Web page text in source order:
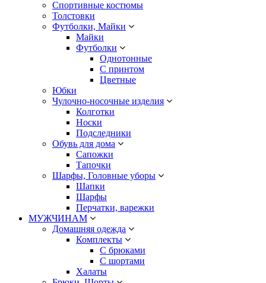
Спортивные костюмы
Толстовки
Футболки, Майки
Майки
Футболки
Однотонные
С принтом
Цветные
Юбки
Чулочно-носочные изделия
Колготки
Носки
Подследники
Обувь для дома
Сапожки
Тапочки
Шарфы, Головные уборы
Шапки
Шарфы
Перчатки, варежки
МУЖЧИНАМ
Домашняя одежда
Комплекты
С брюками
С шортами
Халаты